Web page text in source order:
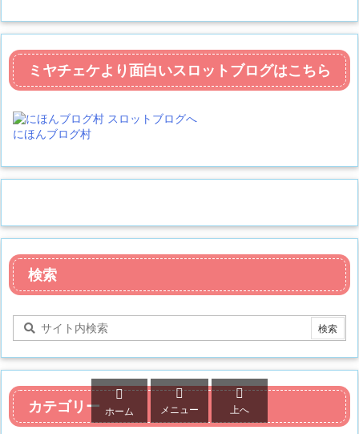
ミヤチェケより面白いスロットブログはこちら
にほんブログ村
検索
カテゴリー

ホーム

メニュー

上へ